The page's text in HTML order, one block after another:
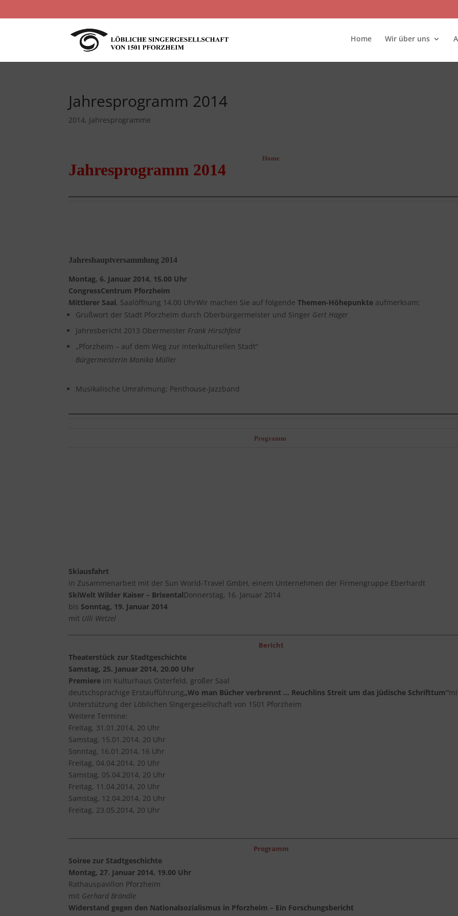
Home Wir über uns
Jahresprogramm 2014
2014, Jahresprogramme
Home
Jahresprogramm 2014
Jahreshauptversammlung 2014
Montag, 6. Januar 2014, 15.00 Uhr
CongressCentrum Pforzheim
Mittlerer Saal, Saalöffnung 14.00 UhrWir machen Sie auf folgende Themen-Höhepunkte aufmerksam:
Grußwort der Stadt Pforzheim durch Oberbürgermeister und Singer Gert Hager
Jahresbericht 2013 Obermeister Frank Hirschfeld
„Pforzheim – auf dem Weg zur interkulturellen Stadt“
Bürgermeisterin Monika Müller
Musikalische Umrahmung: Penthouse-Jazzband
Programm
Skiausfahrt
in Zusammenarbeit mit der Sun World-Travel GmbH, einem Unternehmen der Firmengruppe Eberhardt
SkiWelt Wilder Kaiser – BrixentalDonnerstag, 16. Januar 2014
bis Sonntag, 19. Januar 2014
mit Ulli Wetzel
Bericht
Theaterstück zur Stadtgeschichte
Samstag, 25. Januar 2014, 20.00 Uhr
Premiere im Kulturhaus Osterfeld, großer Saal
deutschsprachige Erstaufführung„Wo man Bücher verbrennt … Reuchlins Streit um das jüdische Schrifttum“
Unterstützung der Löblichen Singergesellschaft von 1501 Pforzheim
Weitere Termine:
Freitag, 31.01.2014, 20 Uhr
Samstag, 15.01.2014, 20 Uhr
Sonntag, 16.01.2014, 16 Uhr
Freitag, 04.04.2014, 20 Uhr
Samstag, 05.04.2014, 20 Uhr
Freitag, 11.04.2014, 20 Uhr
Samstag, 12.04.2014, 20 Uhr
Freitag, 23.05.2014, 20 Uhr
Programm
Soiree zur Stadtgeschichte
Montag, 27. Januar 2014, 19.00 Uhr
Rathauspavillon Pforzheim
mit Gerhard Brändle
Widerstand gegen den Nationalsozialismus in Pforzheim – Ein Forschungsbericht